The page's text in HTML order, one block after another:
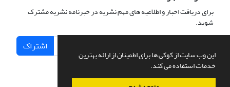
این وب سایت از کوکی ها برای اطمینان از ارائه بهترین
خدمات استفاده می کند.
برای دریافت اخبار و اطلاعیه های مهم نشریه در خبرنامه نشریه مشترک
شوید.
اشتراک